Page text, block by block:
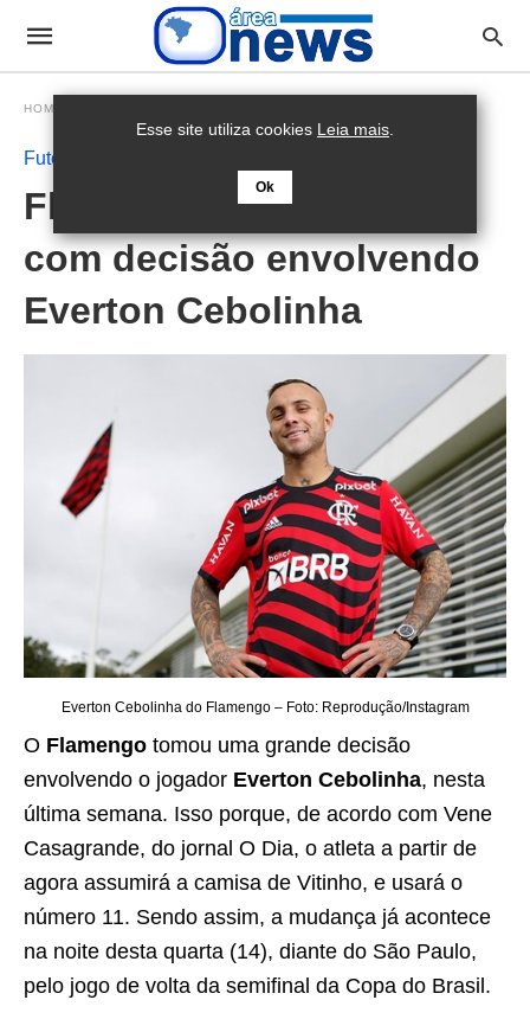
HOMEPAGE
Futebol
Flamengo surpreende
com decisão envolvendo
Everton Cebolinha
Everton Cebolinha do Flamengo – Foto: Reprodução/Instagram
O Flamengo tomou uma grande decisão
envolvendo o jogador Everton Cebolinha, nesta
última semana. Isso porque, de acordo com Vene
Casagrande, do jornal O Dia, o atleta a partir de
agora assumirá a camisa de Vitinho, e usará o
número 11. Sendo assim, a mudança já acontece
na noite desta quarta (14), diante do São Paulo,
pelo jogo de volta da semifinal da Copa do Brasil.
Esse site utiliza cookies Leia mais.
Ok